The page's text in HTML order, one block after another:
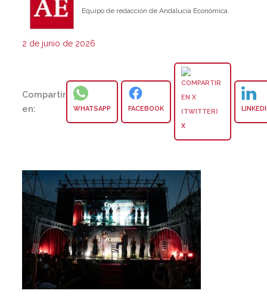
Equipo de redacción de Andalucía Económica.
2 de junio de 2026
Compartir
en:
WHATSAPP FACEBOOK
X